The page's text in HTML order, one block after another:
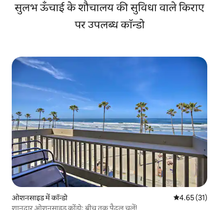
सुलभ ऊँचाई के शौचालय की सुविधा वाले किराए
पर उपलब्ध कॉन्डो
ओशनसाइड में कॉन्डो औसत रेटिंग 5 में
4.65 (31)
शानदार ओशनसाइड कोंडो: बीच तक पैदल चलें!